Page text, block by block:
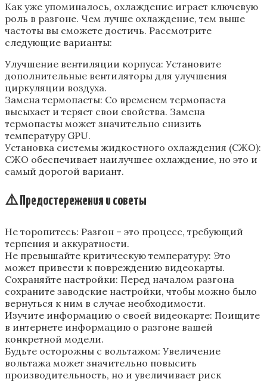
Как уже упоминалось‚ охлаждение играет ключевую
роль в разгоне. Чем лучше охлаждение‚ тем выше
частоты вы сможете достичь. Рассмотрите
следующие варианты:
Улучшение вентиляции корпуса: Установите
дополнительные вентиляторы для улучшения
циркуляции воздуха.
Замена термопасты: Со временем термопаста
высыхает и теряет свои свойства. Замена
термопасты может значительно снизить
температуру GPU.
Установка системы жидкостного охлаждения (СЖО):
СЖО обеспечивает наилучшее охлаждение‚ но это и
самый дорогой вариант.
⚠️ Предостережения и советы
Не торопитесь: Разгон – это процесс‚ требующий
терпения и аккуратности.
Не превышайте критическую температуру: Это
может привести к повреждению видеокарты.
Сохраняйте настройки: Перед началом разгона
сохраните заводские настройки‚ чтобы можно было
вернуться к ним в случае необходимости.
Изучите информацию о своей видеокарте: Поищите
в интернете информацию о разгоне вашей
конкретной модели.
Будьте осторожны с вольтажом: Увеличение
вольтажа может значительно повысить
производительность‚ но и увеличивает риск